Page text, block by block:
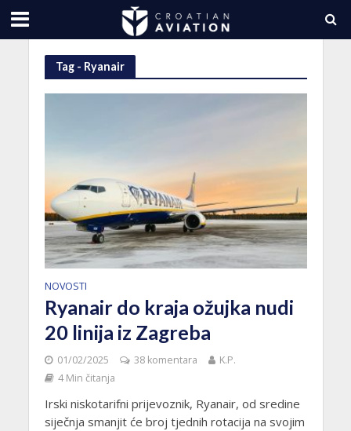
Tag - Ryanair
NOVOSTI
Ryanair do kraja ožujka nudi
20 linija iz Zagreba
01/02/2025 38 komentara
K.P.
4 Min čitanja
Irski niskotarifni prijevoznik, Ryanair, od sredine
siječnja smanjit će broj tjednih rotacija na svojim